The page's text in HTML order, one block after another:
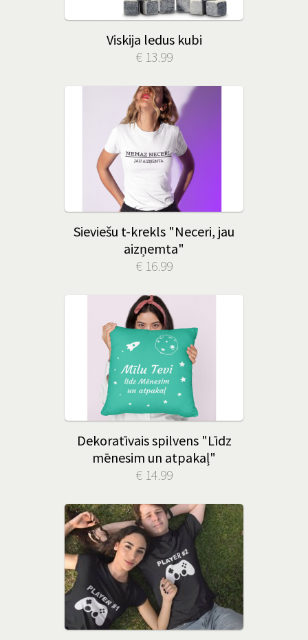
Viskija ledus kubi
€ 13.99
Sieviešu t-krekls "Neceri, jau
aizņemta"
€ 16.99
Dekoratīvais spilvens "Līdz
mēnesim un atpakaļ"
€ 14.99